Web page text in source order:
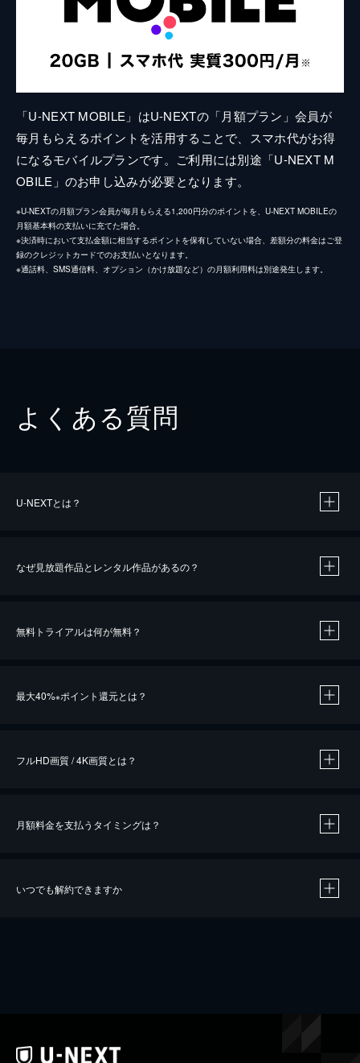
「U-NEXT MOBILE」はU-NEXTの「月額プラン」会員が
毎月もらえるポイントを活用することで、スマホ代がお得
になるモバイルプランです。ご利用には別途「U-NEXT M
OBILE」のお申し込みが必要となります。
※U-NEXTの月額プラン会員が毎月もらえる1,200円分のポイントを、U-NEXT MOBILEの
月額基本料の支払いに充てた場合。
※決済時において支払金額に相当するポイントを保有していない場合、差額分の料金はご登
録のクレジットカードでのお支払いとなります。
※通話料、SMS通信料、オプション（かけ放題など）の月額利用料は別途発生します。
よくある質問
U-NEXTとは？
なぜ見放題作品とレンタル作品があるの？
無料トライアルは何が無料？
最大40%※ポイント還元とは？
※40％ポイント還元の対象は、クレジットカード決済による作品の購入 / レンタルです。
フルHD画質 / 4K画質とは？
月額料金を支払うタイミングは？
いつでも解約できますか